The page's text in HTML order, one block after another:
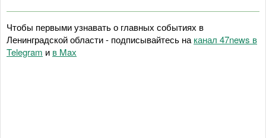
Чтобы первыми узнавать о главных событиях в
Ленинградской области - подписывайтесь на канал 47news в
Telegram и в Maх